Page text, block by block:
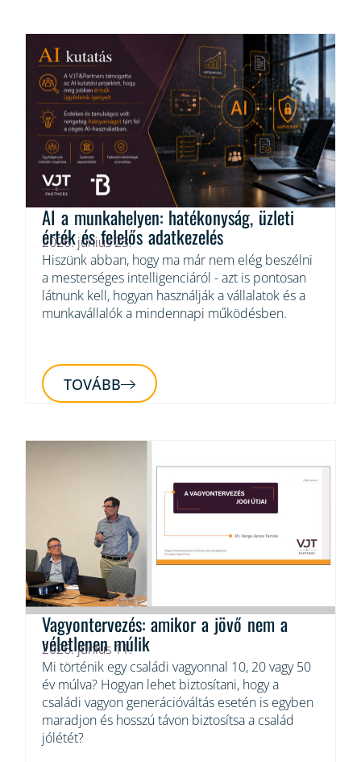
AI a munkahelyen: hatékonyság, üzleti
érték és felelős adatkezelés
2026. június 23.
Hiszünk abban, hogy ma már nem elég beszélni
a mesterséges intelligenciáról - azt is pontosan
látnunk kell, hogyan használják a vállalatok és a
munkavállalók a mindennapi működésben.
TOVÁBB
Vagyontervezés: amikor a jövő nem a
véletlenen múlik
2026. június 11.
Mi történik egy családi vagyonnal 10, 20 vagy 50
év múlva? Hogyan lehet biztosítani, hogy a
családi vagyon generációváltás esetén is egyben
maradjon és hosszú távon biztosítsa a család
jólétét?